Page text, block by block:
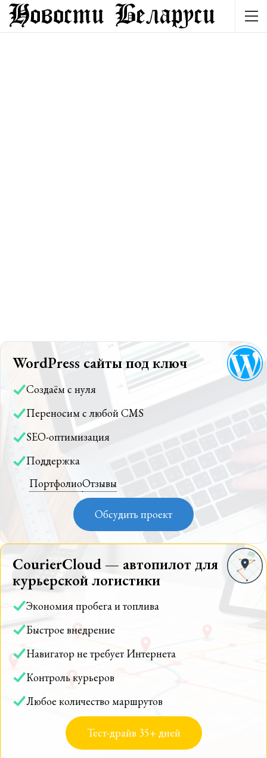
WordPress сайты под ключ
Создаём с нуля
Переносим с любой CMS
SEO-оптимизация
Поддержка
ПортфолиоОтзывы
Обсудить проект
CourierCloud — автопилот для
курьерской логистики
Экономия пробега и топлива
Быстрое внедрение
Навигатор не требует Интернета
Контроль курьеров
Любое количество маршрутов
Тест-драйв 35+ дней